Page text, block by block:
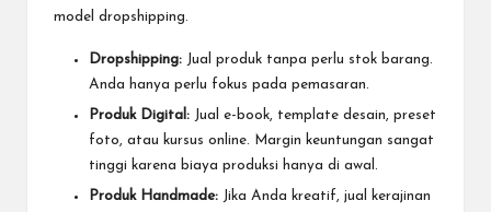
model dropshipping.
Dropshipping: Jual produk tanpa perlu stok barang.
Anda hanya perlu fokus pada pemasaran.
Produk Digital: Jual e-book, template desain, preset
foto, atau kursus online. Margin keuntungan sangat
tinggi karena biaya produksi hanya di awal.
Produk Handmade: Jika Anda kreatif, jual kerajinan